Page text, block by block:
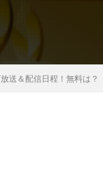
送＆配信日程！無料は？